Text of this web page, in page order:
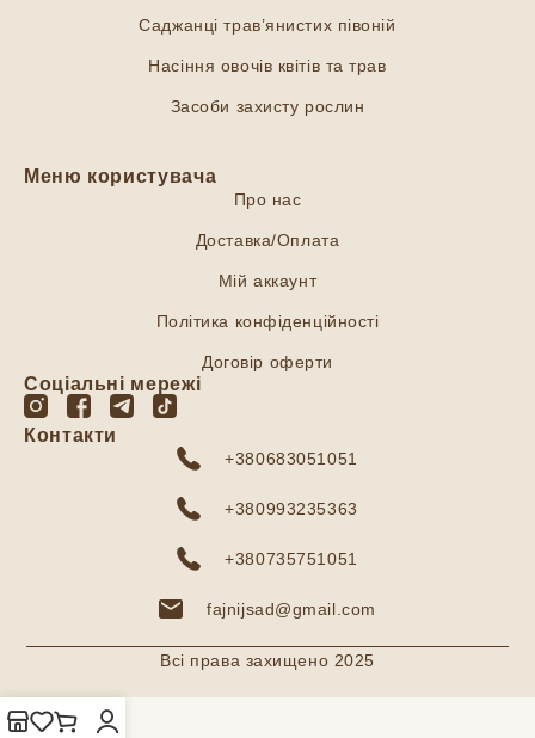
Саджанці трав’янистих півоній
Насіння овочів квітів та трав
Засоби захисту рослин
Меню користувача
Про нас
Доставка/Оплата
Мій аккаунт
Політика конфіденційності
Договір оферти
Соціальні мережі
Контакти
+380683051051
+380993235363
+380735751051
fajnijsad@gmail.com
Всі права захищено 2025